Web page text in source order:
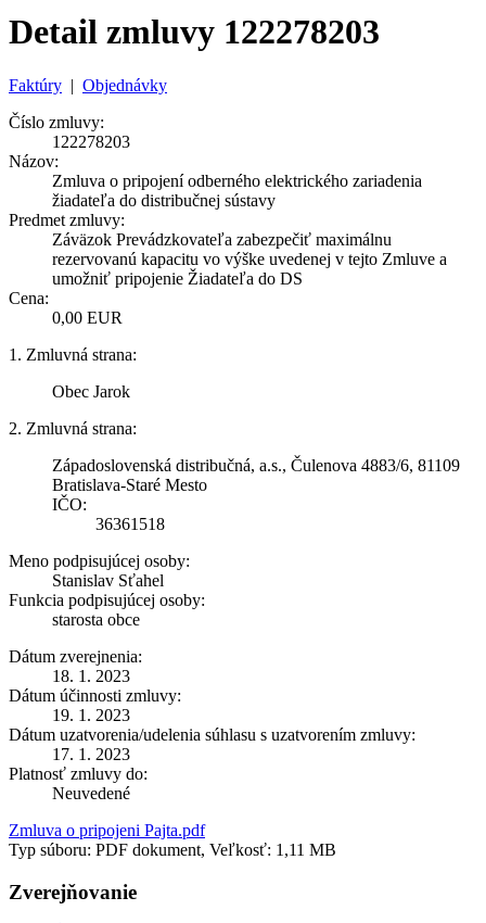
Detail zmluvy 122278203
Faktúry | Objednávky
Číslo zmluvy:
122278203
Názov:
Zmluva o pripojení odberného elektrického zariadenia
žiadateľa do distribučnej sústavy
Predmet zmluvy:
Záväzok Prevádzkovateľa zabezpečiť maximálnu
rezervovanú kapacitu vo výške uvedenej v tejto Zmluve a
umožniť pripojenie Žiadateľa do DS
Cena:
0,00 EUR
1. Zmluvná strana:
Obec Jarok
2. Zmluvná strana:
Západoslovenská distribučná, a.s., Čulenova 4883/6, 81109
Bratislava-Staré Mesto
IČO:
36361518
Meno podpisujúcej osoby:
Stanislav Sťahel
Funkcia podpisujúcej osoby:
starosta obce
Dátum zverejnenia:
18. 1. 2023
Dátum účinnosti zmluvy:
19. 1. 2023
Dátum uzatvorenia/udelenia súhlasu s uzatvorením zmluvy:
17. 1. 2023
Platnosť zmluvy do:
Neuvedené
Zmluva o pripojeni Pajta.pdf
Typ súboru: PDF dokument, Veľkosť: 1,11 MB
Zverejňovanie